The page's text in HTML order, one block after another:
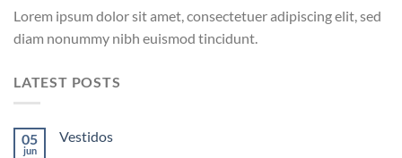
Lorem ipsum dolor sit amet, consectetuer adipiscing elit, sed
diam nonummy nibh euismod tincidunt.
LATEST POSTS
05
jun
Vestidos